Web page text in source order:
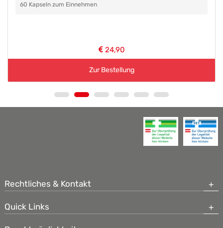
60 Kapseln zum Einnehmen
24,90
Zur Bestellung
Rechtliches & Kontakt
Quick Links